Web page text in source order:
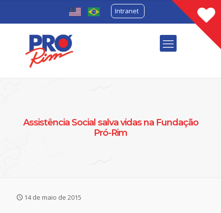
Intranet
Assistência Social salva vidas na Fundação
Pró-Rim
14 de maio de 2015